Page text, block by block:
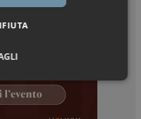
Marketing